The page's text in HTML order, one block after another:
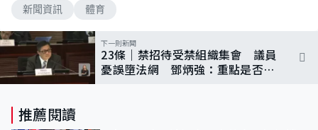
新聞資訊 體育
下一則新聞
23條｜禁招待受禁組織集會 議員
憂誤墮法網 鄧炳強：重點是否明
推薦閱讀